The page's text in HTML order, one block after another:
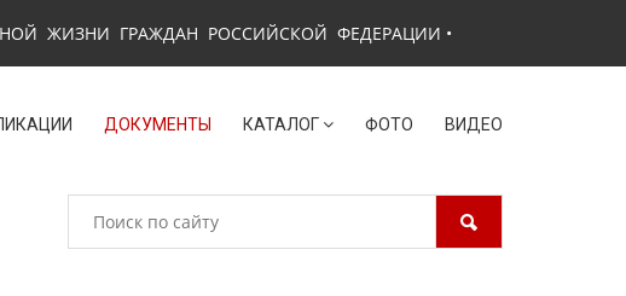
ЖИЗНИ ГРАЖДАН РОССИЙСКОЙ ФЕДЕРАЦИИ •
ДОКУМЕНТЫ КАТАЛОГ ФОТО ВИДЕО